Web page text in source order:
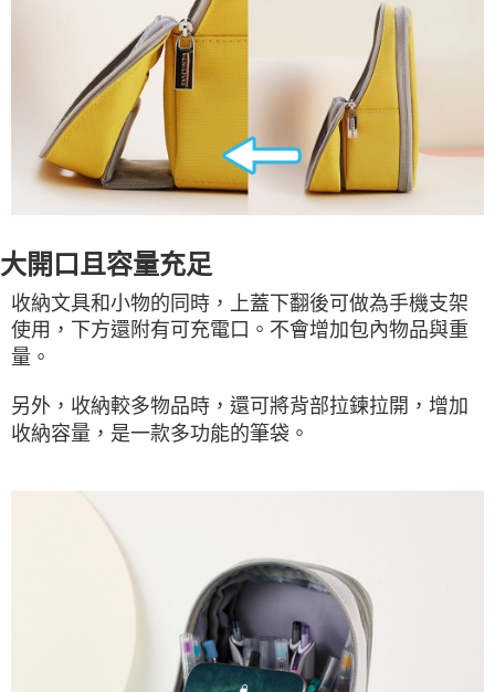
大開口且容量充足
收納文具和小物的同時，上蓋下翻後可做為手機支架
使用，下方還附有可充電口。不會增加包內物品與重
量。
另外，收納較多物品時，還可將背部拉鍊拉開，增加
收納容量，是一款多功能的筆袋。